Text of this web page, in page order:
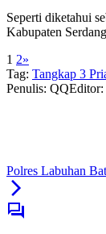
Seperti diketahui
Kabupaten
1 2»
Tag: Tangkap 3
Penulis: QQ
Polres Labuhan